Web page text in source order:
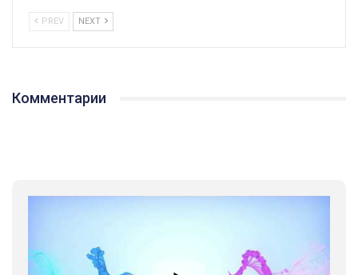
PREV NEXT
Комментарии